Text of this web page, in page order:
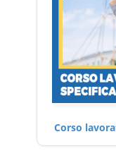
Corso